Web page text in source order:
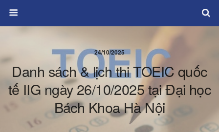
24/10/2025
Danh sách & lịch thi TOEIC quốc
tế IIG ngày 26/10/2025 tại Đại học
Bách Khoa Hà Nội